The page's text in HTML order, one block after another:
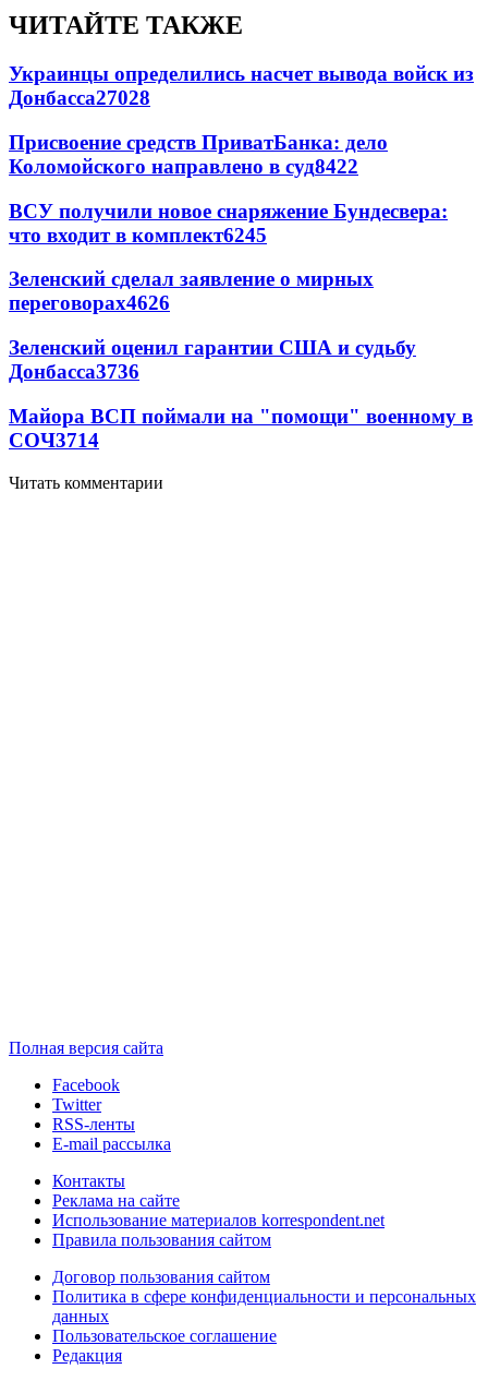
ЧИТАЙТЕ ТАКЖЕ
Украинцы определились насчет вывода войск из
Донбасса27028
Присвоение средств ПриватБанка: дело
Коломойского направлено в суд8422
ВСУ получили новое снаряжение Бундесвера:
что входит в комплект6245
Зеленский сделал заявление о мирных
переговорах4626
Зеленский оценил гарантии США и судьбу
Донбасса3736
Майора ВСП поймали на "помощи" военному в
СОЧ3714
Читать комментарии
Полная версия сайта
Facebook
Twitter
RSS-ленты
E-mail рассылка
Контакты
Реклама на сайте
Использование материалов korrespondent.net
Правила пользования сайтом
Договор пользования сайтом
Политика в сфере конфиденциальности и персональных
данных
Пользовательское соглашение
Редакция